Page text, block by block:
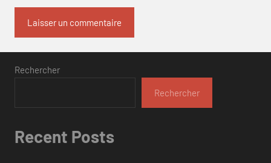
Rechercher
Rechercher
Recent Posts